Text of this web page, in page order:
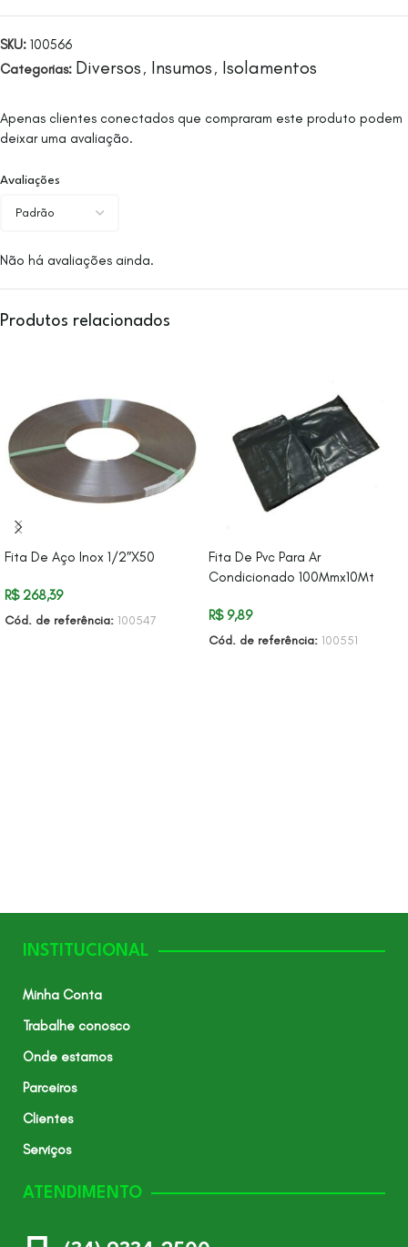
SKU: 100566
Categorias: Diversos , Insumos , Isolamentos
Avaliações
Não há avaliações ainda.
Apenas clientes conectados que compraram este produto podem
deixar uma avaliação.
Produtos relacionados
Fita De Aço Inox 1/2″X50
R$268,39
Cód. de referência: 100547
Fita De Pvc Para Ar
Condicionado 100Mmx10Mt
R$9,89
Cód. de referência: 100551
INSTITUCIONAL
Minha Conta
Trabalhe conosco
Onde estamos
Parceiros
Clientes
Serviços
ATENDIMENTO